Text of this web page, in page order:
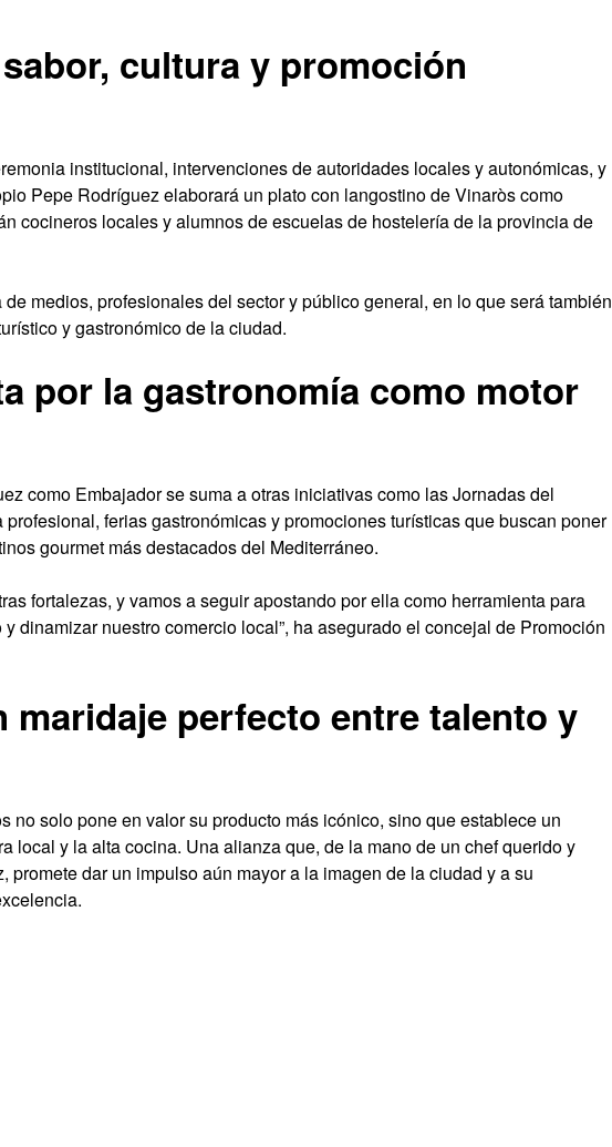
cultura y promoción
institucional, intervenciones de autoridades locales y autonómicas, y
Pepe Rodríguez elaborará un plato con langostino de Vinaròs como
cocineros locales y alumnos de escuelas de hostelería de la provincia de
medios, profesionales del sector y público general, en lo que será también
y gastronómico de la ciudad.
por la gastronomía como motor
como Embajador se suma a otras iniciativas como las Jornadas del
ferias gastronómicas y promociones turísticas que buscan poner
gourmet más destacados del Mediterráneo.
fortalezas, y vamos a seguir apostando por ella como herramienta para
dinamizar nuestro comercio local”, ha asegurado el concejal de Promoción
maridaje perfecto entre talento y
no solo pone en valor su producto más icónico, sino que establece un
local y la alta cocina. Una alianza que, de la mano de un chef querido y
promete dar un impulso aún mayor a la imagen de la ciudad y a su